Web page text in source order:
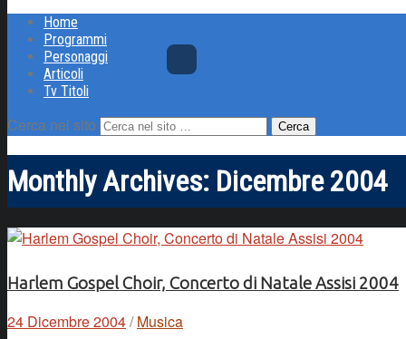
Home
Programmi
Personaggi
Articoli
Tv Titoli
Cerca nel sito
Monthly Archives: Dicembre 2004
Harlem Gospel Choir, Concerto di Natale Assisi 2004
24 Dicembre 2004/ Musica